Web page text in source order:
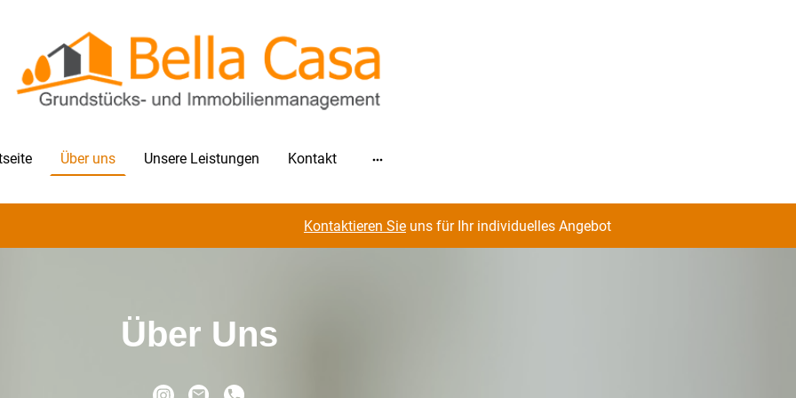
Über uns Unsere Leistungen Kontakt
Kontaktieren Sieuns für Ihr individuelles Angebot
Über Uns